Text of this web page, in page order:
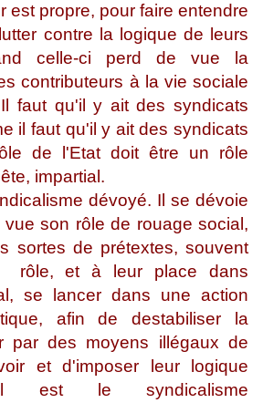
est propre, pour faire entendre
contre la logique de leurs
celle-ci perd de vue la
contributeurs à la vie sociale
faut qu'il y ait des syndicats
il faut qu'il y ait des syndicats
de l'Etat doit être un rôle
impartial.
dévoyé. Il se dévoie
son rôle de rouage social,
sortes de prétextes, souvent
rôle, et à leur place dans
se lancer dans une action
afin de destabiliser la
par des moyens illégaux de
et d'imposer leur logique
est le syndicalisme